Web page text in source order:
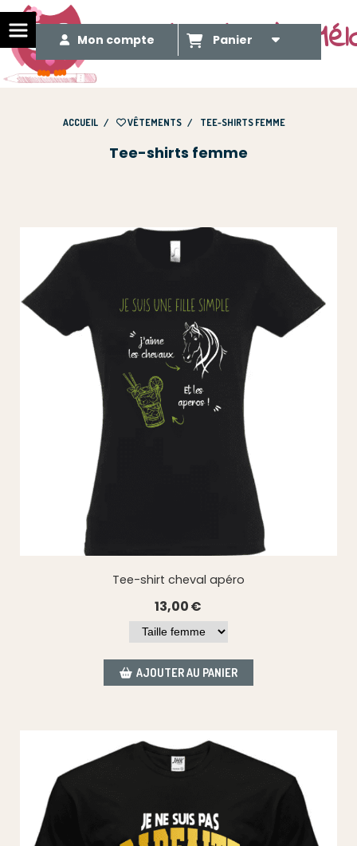
Le Méli Mélo de
Mon compte Panier
ACCUEIL VÊTEMENTS TEE-SHIRTS FEMME
Tee-shirts femme
Tee-shirt cheval apéro
13,00€
AJOUTER AU PANIER